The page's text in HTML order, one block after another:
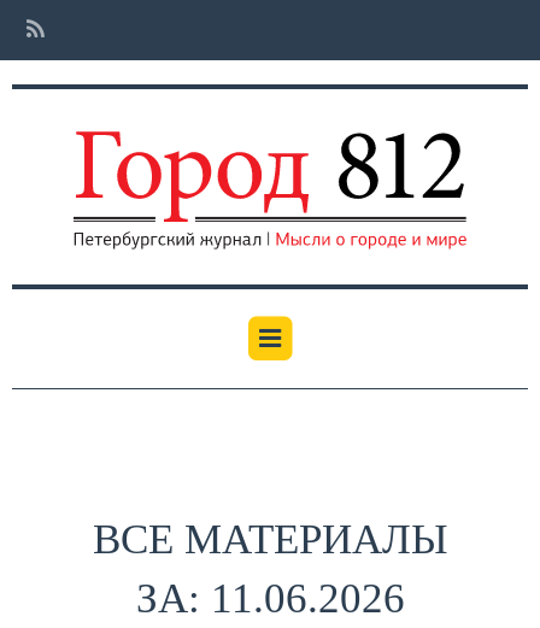
ВСЕ МАТЕРИАЛЫ
ЗА: 11.06.2026